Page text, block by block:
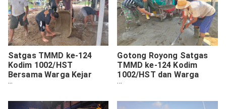
Satgas TMMD ke-124
Kodim 1002/HST
Bersama Warga Kejar
Target, Cor Teras
Gotong Royong Satgas
TMMD ke-124 Kodim
1002/HST dan Warga
Terlihat dalam
Langgar Darussalam